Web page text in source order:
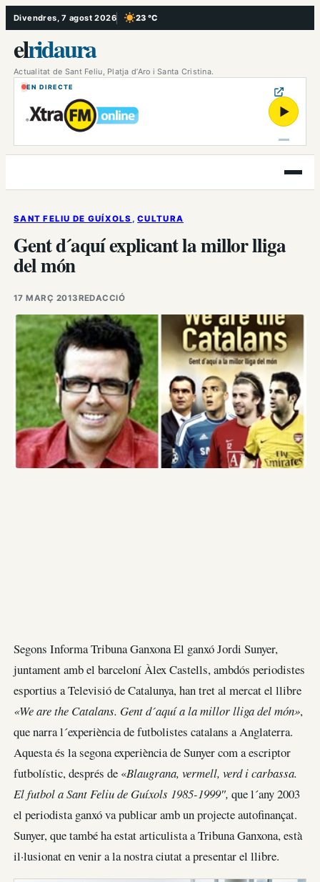
Vés
al
contingut
Divendres, 7 agost 2026 23 °C
, Cel serè
elridaura
Actualitat de Sant Feliu, Platja d’Aro i Santa Cristina.
EN DIRECTE
▶
Obre
el
SANT FELIU DE GUÍXOLS , CULTURA
Gent d´aquí explicant la millor lliga
del món
17 MARÇ 2013REDACCIÓ
Segons Informa Tribuna Ganxona El ganxó Jordi Sunyer,
juntament amb el barceloní Àlex Castells, ambdós periodistes
esportius a Televisió de Catalunya, han tret al mercat el llibre
«We are the Catalans. Gent d´aquí a la millor lliga del món»,
que narra l´experiència de futbolistes catalans a Anglaterra.
Aquesta és la segona experiència de Sunyer com a escriptor
futbolístic, després de «Blaugrana, vermell, verd i carbassa.
El futbol a Sant Feliu de Guíxols 1985-1999″, que l´any 2003
el periodista ganxó va publicar amb un projecte autofinançat.
Sunyer, que també ha estat articulista a Tribuna Ganxona, està
il·lusionat en venir a la nostra ciutat a presentar el llibre.